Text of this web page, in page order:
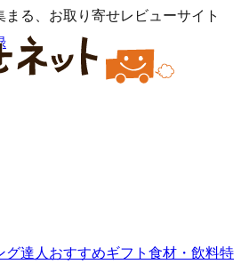
る、お取り寄せレビューサイト
グ達人おすすめギフト 食材・飲料特